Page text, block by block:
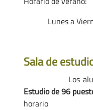
Lunes a
Sala de
Los
Estudio de 96
horario